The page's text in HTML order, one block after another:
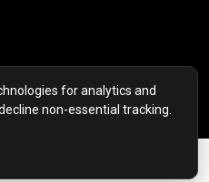
for analytics and
non-essential tracking.